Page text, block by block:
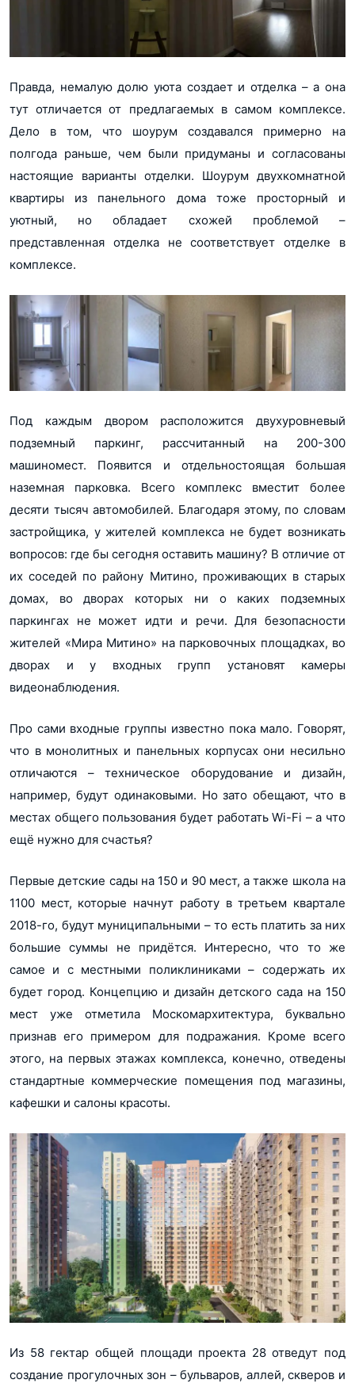
Правда, немалую долю уюта создает и отделка – а она
тут отличается от предлагаемых в самом комплексе.
Дело в том, что шоурум создавался примерно на
полгода раньше, чем были придуманы и согласованы
настоящие варианты отделки. Шоурум двухкомнатной
квартиры из панельного дома тоже просторный и
уютный, но обладает схожей проблемой –
представленная отделка не соответствует отделке в
комплексе.
Под каждым двором расположится двухуровневый
подземный паркинг, рассчитанный на 200-300
машиномест. Появится и отдельностоящая большая
наземная парковка. Всего комплекс вместит более
десяти тысяч автомобилей. Благодаря этому, по словам
застройщика, у жителей комплекса не будет возникать
вопросов: где бы сегодня оставить машину? В отличие от
их соседей по району Митино, проживающих в старых
домах, во дворах которых ни о каких подземных
паркингах не может идти и речи. Для безопасности
жителей «Мира Митино» на парковочных площадках, во
дворах и у входных групп установят камеры
видеонаблюдения.
Про сами входные группы известно пока мало. Говорят,
что в монолитных и панельных корпусах они несильно
отличаются – техническое оборудование и дизайн,
например, будут одинаковыми. Но зато обещают, что в
местах общего пользования будет работать Wi-Fi – а что
ещё нужно для счастья?
Первые детские сады на 150 и 90 мест, а также школа на
1100 мест, которые начнут работу в третьем квартале
2018-го, будут муниципальными – то есть платить за них
большие суммы не придётся. Интересно, что то же
самое и с местными поликлиниками – содержать их
будет город. Концепцию и дизайн детского сада на 150
мест уже отметила Москомархитектура, буквально
признав его примером для подражания. Кроме всего
этого, на первых этажах комплекса, конечно, отведены
стандартные коммерческие помещения под магазины,
кафешки и салоны красоты.
Из 58 гектар общей площади проекта 28 отведут под
создание прогулочных зон – бульваров, аллей, скверов и